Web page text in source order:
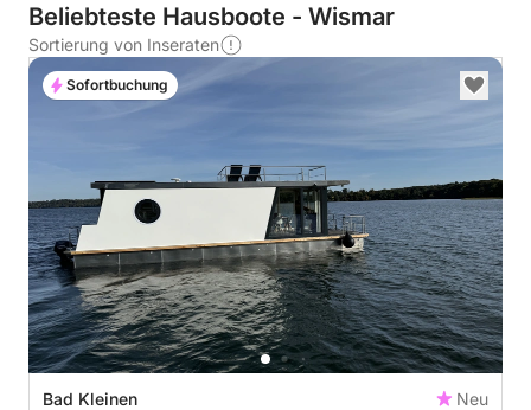
Beliebteste Hausboote - Wismar
Sortierung von Inseraten
Bad Kleinen
Neu
Sofortbuchung